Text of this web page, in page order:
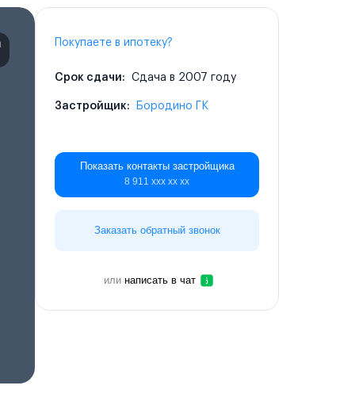
Покупаете в ипотеку?
Срок сдачи: Сдача в 2007 году
Застройщик: Бородино ГК
Показать контакты застройщика
8 911 ххх хх хх
Заказать обратный звонок
или написать в чат